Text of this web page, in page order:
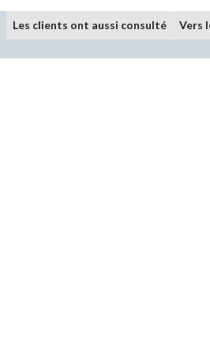
Les clients ont aussi consulté Vers